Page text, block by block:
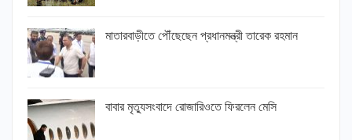
মাতারবাড়ীতে পৌঁছেছেন প্রধানমন্ত্রী তারেক রহমান
বাবার মৃত্যুসংবাদে রোজারিওতে ফিরলেন মেসি